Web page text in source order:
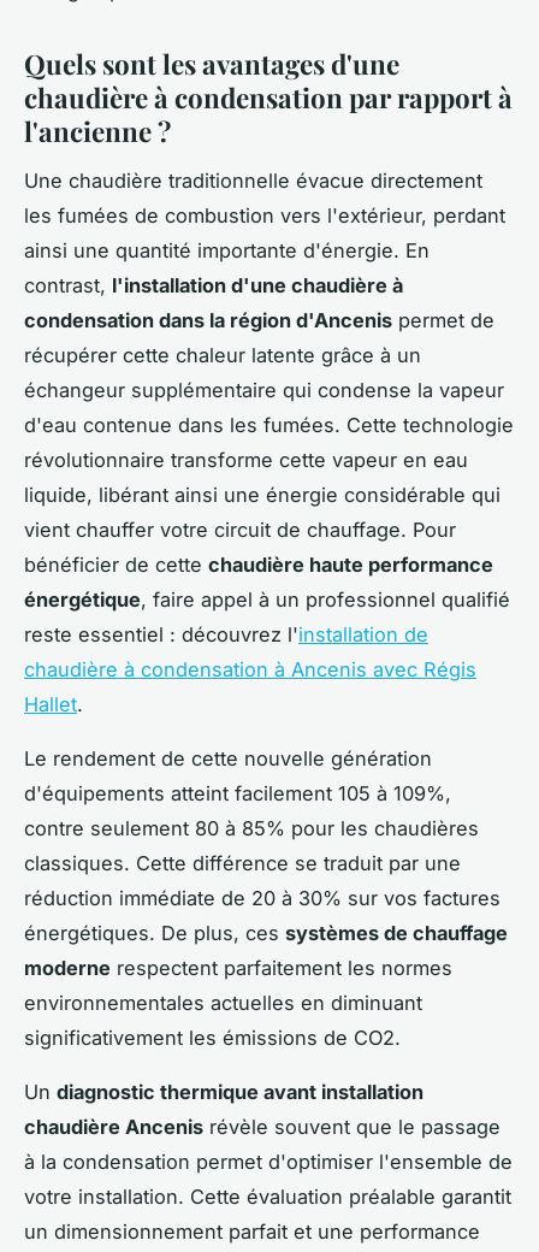
Quels sont les avantages d'une
chaudière à condensation par rapport à
l'ancienne ?
Une chaudière traditionnelle évacue directement
les fumées de combustion vers l'extérieur, perdant
ainsi une quantité importante d'énergie. En
contrast, l'installation d'une chaudière à
condensation dans la région d'Ancenis permet de
récupérer cette chaleur latente grâce à un
échangeur supplémentaire qui condense la vapeur
d'eau contenue dans les fumées. Cette technologie
révolutionnaire transforme cette vapeur en eau
liquide, libérant ainsi une énergie considérable qui
vient chauffer votre circuit de chauffage. Pour
bénéficier de cette chaudière haute performance
énergétique, faire appel à un professionnel qualifié
reste essentiel : découvrez l'installation de
chaudière à condensation à Ancenis avec Régis
Hallet.
Le rendement de cette nouvelle génération
d'équipements atteint facilement 105 à 109%,
contre seulement 80 à 85% pour les chaudières
classiques. Cette différence se traduit par une
réduction immédiate de 20 à 30% sur vos factures
énergétiques. De plus, ces systèmes de chauffage
moderne respectent parfaitement les normes
environnementales actuelles en diminuant
significativement les émissions de CO2.
Un diagnostic thermique avant installation
chaudière Ancenis révèle souvent que le passage
à la condensation permet d'optimiser l'ensemble de
votre installation. Cette évaluation préalable garantit
un dimensionnement parfait et une performance